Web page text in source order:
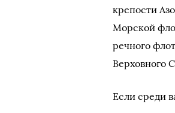
крепости
Морской
речного
Верховного
Если среди